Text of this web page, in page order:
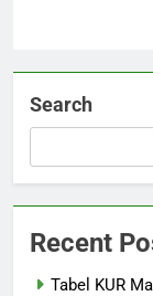
Search
Recent
Tabel KUR